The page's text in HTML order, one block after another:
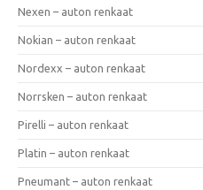
Nexen – auton renkaat
Nokian – auton renkaat
Nordexx – auton renkaat
Norrsken – auton renkaat
Pirelli – auton renkaat
Platin – auton renkaat
Pneumant – auton renkaat